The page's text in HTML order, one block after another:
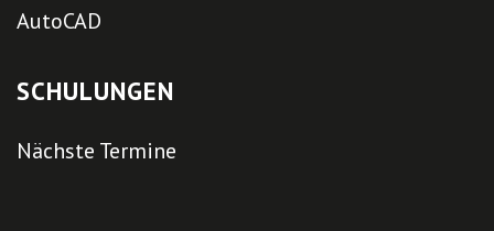
AutoCAD
SCHULUNGEN
Nächste Termine